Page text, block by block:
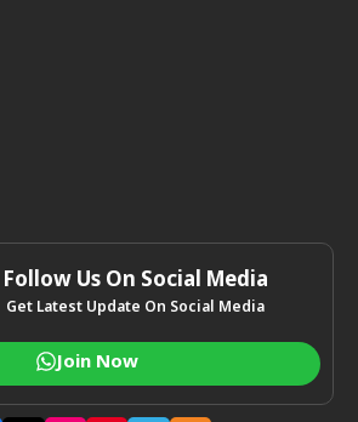
Follow Us On Social Media
Get Latest Update On Social Media
Join Now